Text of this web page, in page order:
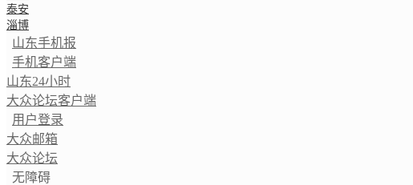
泰安
淄博
山东手机报
手机客户端
山东24小时
大众论坛客户端
用户登录
大众邮箱
大众论坛
无障碍